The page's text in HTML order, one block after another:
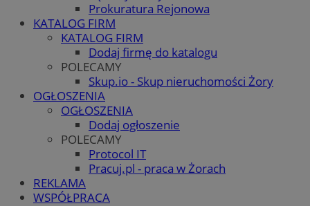
Prokuratura Rejonowa
KATALOG FIRM
KATALOG FIRM
Dodaj firmę do katalogu
POLECAMY
Skup.io - Skup nieruchomości Żory
OGŁOSZENIA
OGŁOSZENIA
Dodaj ogłoszenie
POLECAMY
Protocol IT
Pracuj.pl - praca w Żorach
REKLAMA
WSPÓŁPRACA